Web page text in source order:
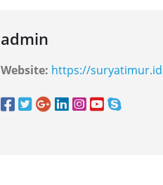
admin
Website: https://suryatimur.id